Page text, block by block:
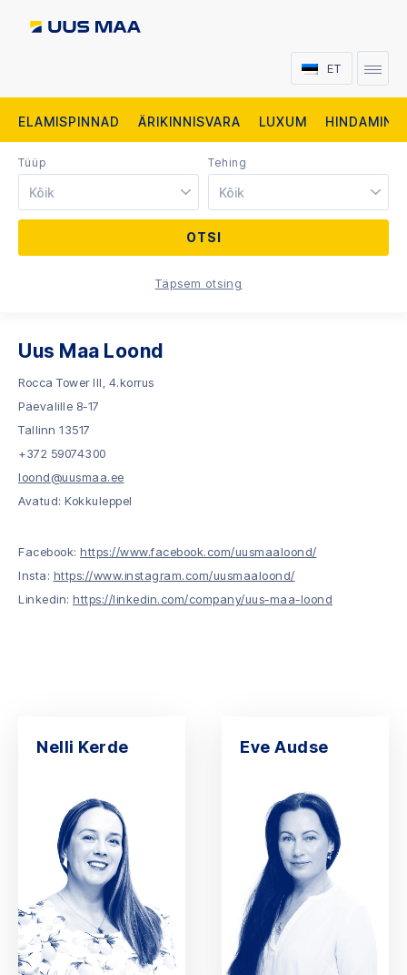
ET
ELAMISPINNAD ÄRIKINNISVARA LUXUM HINDAMINE
Tüüp
Kõik
Tehing
Kõik
Täpsem otsing
Uus Maa Loond
Rocca Tower III, 4.korrus
Päevalille 8-17
Tallinn 13517
+372 59074300
loond@uusmaa.ee
Avatud: Kokkuleppel
Facebook: https://www.facebook.com/uusmaaloond/
Insta: https://www.instagram.com/uusmaaloond/
Linkedin: https://linkedin.com/company/uus-maa-loond
Nelli Kerde Eve Audse